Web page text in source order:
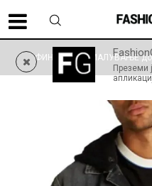
Преземи
ФИНАЛНО НАМАЛУВАЊЕ до -